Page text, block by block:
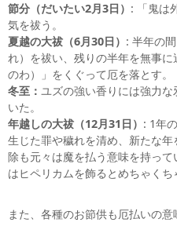
節分（だいたい2月3日） : 「鬼は
気を祓う。
夏越の大祓（6月30日） : 半年の
れ）を祓い、残りの半年を無事
のわ）」をくぐって厄を落とす。
冬至： ユズの強い香りには強力な
いた。
年越しの大祓（12月31日） : 1年
生じた罪や穢れを清め、新たな
除も元々は魔を払う意味を持っ
はヒペリカムを飾るとめちゃく
また、各種のお節供も厄払いの意